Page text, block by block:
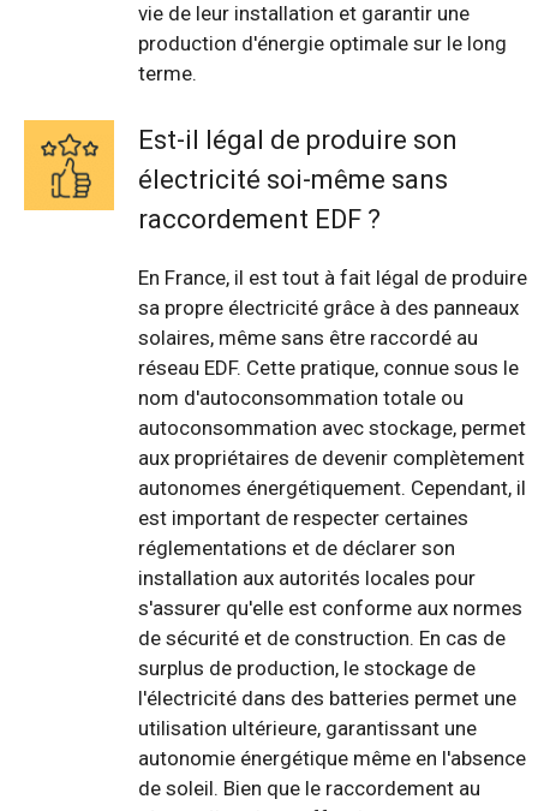
vie de leur installation et garantir une
production d'énergie optimale sur le long
terme.
Est-il légal de produire son
électricité soi-même sans
raccordement EDF ?
En France, il est tout à fait légal de produire
sa propre électricité grâce à des panneaux
solaires, même sans être raccordé au
réseau EDF. Cette pratique, connue sous le
nom d'autoconsommation totale ou
autoconsommation avec stockage, permet
aux propriétaires de devenir complètement
autonomes énergétiquement. Cependant, il
est important de respecter certaines
réglementations et de déclarer son
installation aux autorités locales pour
s'assurer qu'elle est conforme aux normes
de sécurité et de construction. En cas de
surplus de production, le stockage de
l'électricité dans des batteries permet une
utilisation ultérieure, garantissant une
autonomie énergétique même en l'absence
de soleil. Bien que le raccordement au